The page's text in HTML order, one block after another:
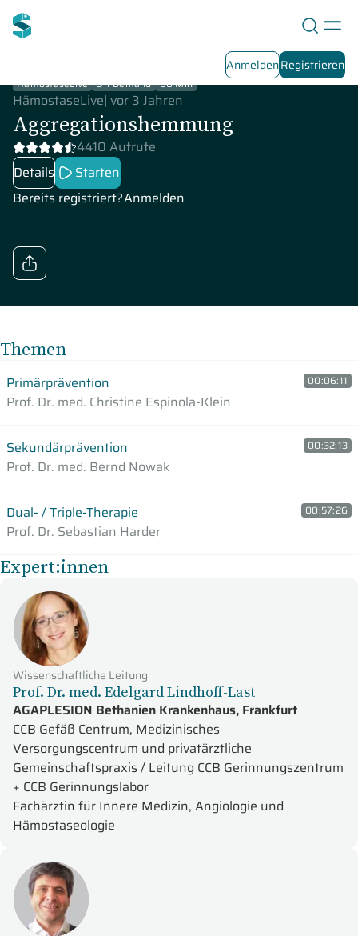
AnmeldenRegistrieren
HämostaseLive On-Demand 90 Min
HämostaseLive| vor 3 Jahren
Aggregationshemmung
4410 Aufrufe
Details
Starten
Bereits registriert?Anmelden
Themen
Primärprävention
Prof. Dr. med. Christine Espinola-Klein
00:06:11
Sekundärprävention
Prof. Dr. med. Bernd Nowak
00:32:13
Dual- / Triple-Therapie
Prof. Dr. Sebastian Harder
00:57:26
Expert:innen
Wissenschaftliche Leitung
Prof. Dr. med. Edelgard Lindhoff-Last
AGAPLESION Bethanien Krankenhaus, Frankfurt
CCB Gefäß Centrum, Medizinisches
Versorgungscentrum und privatärztliche
Gemeinschaftspraxis / Leitung CCB Gerinnungszentrum
+ CCB Gerinnungslabor
Fachärztin für Innere Medizin, Angiologie und
Hämostaseologie